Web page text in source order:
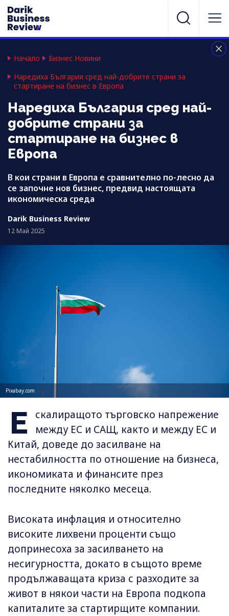
Начало
Бизнес Новини
Наредиха България сред най-добрите страни за
стартиране на бизнес в Европа
Наредиха България сред най-
добрите страни за
стартиране на бизнес в
Европа
В кои страни в Европа е сравнително по-лесно да
се започне нов бизнес, предвид настоящата
икономическа среда
Darik Business Review
12 Май 2025
Pixabay.com
Е
скалиращото търговско напрежение
между ЕС и САЩ, както и между ЕС и
Китай, доведе до засилване на
нестабилността по отношение на бизнеса,
икономиката и финансите през
последните няколко месеца.
Високата инфлация и относително
високите лихвени проценти също
допринесоха за засилването на
несигурността, докато в същото време
продължаващата криза с разходите за
живот в някои части на Европа подкопа
капиталите за стартирщите компании.